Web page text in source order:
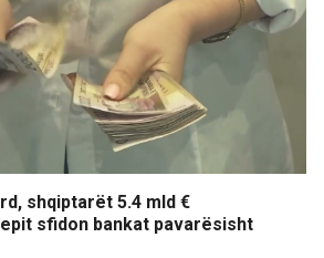
shqiptarët 5.4 mld €
sfidon bankat pavarësisht